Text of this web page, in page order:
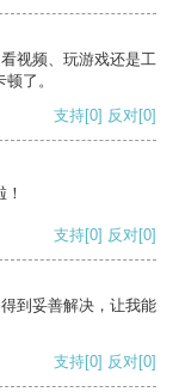
视频、玩游戏还是工
了。
支持[0] 反对[0]
支持[0] 反对[0]
到妥善解决，让我能
支持[0] 反对[0]